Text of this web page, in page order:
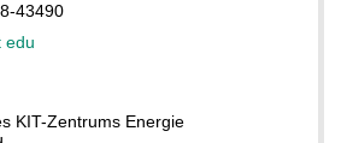
43490
edu
KIT-Zentrums Energie